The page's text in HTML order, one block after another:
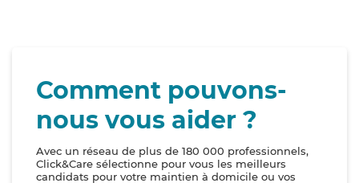
Comment pouvons-
nous vous aider ?
Avec un réseau de plus de 180 000 professionnels,
Click&Care sélectionne pour vous les meilleurs
candidats pour votre maintien à domicile ou vos